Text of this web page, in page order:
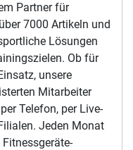
Partner für
7000 Artikeln und
Lösungen
Ob für
unsere
Mitarbeiter
Telefon, per Live-
Jeden Monat